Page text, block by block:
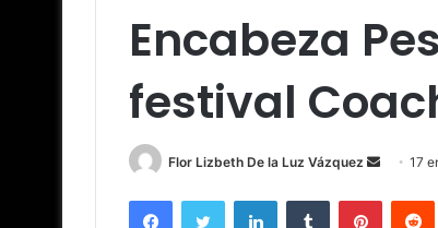
Encabeza
festival
Flor Lizbeth De la Luz Vázquez
Send
email
17
FacebookTwitter LinkedInTumblr Pinterest